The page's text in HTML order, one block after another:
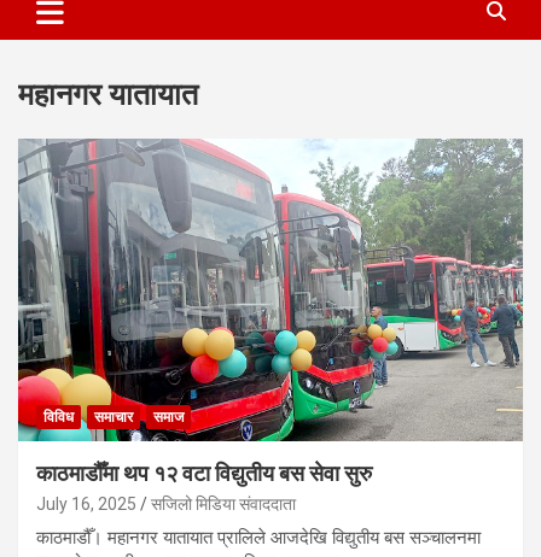
महानगर यातायात
विविध समाचार समाज
काठमाडौँमा थप १२ वटा विद्युतीय बस सेवा सुरु
July 16, 2025 सजिलो मिडिया संवाददाता
काठमाडौँ। महानगर यातायात प्रालिले आजदेखि विद्युतीय बस सञ्चालनमा